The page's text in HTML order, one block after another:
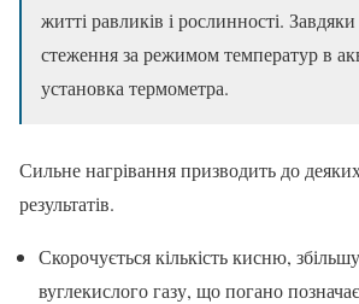
житті равликів і рослинності.
стеження за режимом температур в
установка термометра.
Сильне нагрівання призводить до
результатів.
Скорочується кількість кисню,
вуглекислого газу, що погано